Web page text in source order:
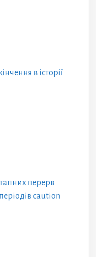
в історії
перерв
caution